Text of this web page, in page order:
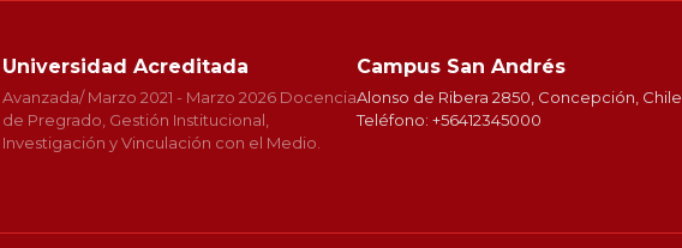
Universidad Acreditada
Avanzada/ Marzo 2021 - Marzo 2026 Docencia
de Pregrado, Gestión Institucional,
Investigación y Vinculación con el Medio.
Campus San Andrés
Alonso de Ribera 2850, Concepción, Chile
Teléfono: +56412345000